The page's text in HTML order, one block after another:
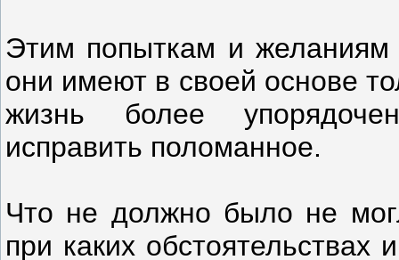
Этим попыткам и желаниям
они имеют в своей основе
жизнь более
исправить поломанное.
Что не должно было не
при каких обстоятельствах